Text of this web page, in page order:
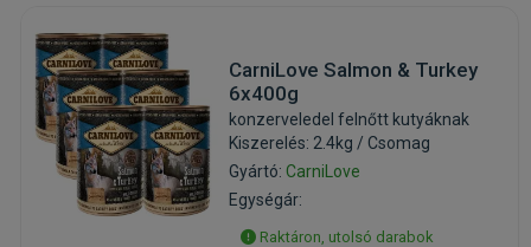
CarniLove Salmon & Turkey
6x400g
konzerveledel felnőtt kutyáknak
Kiszerelés: 2.4kg / Csomag
Gyártó: CarniLove
Egységár:
Raktáron, utolsó darabok